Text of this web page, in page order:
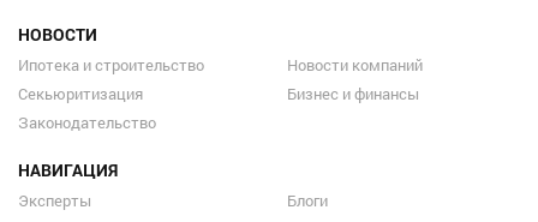
НОВОСТИ
Ипотека и строительство
Секьюритизация
Законодательство
Новости компаний
Бизнес и финансы
НАВИГАЦИЯ
Эксперты
Блоги